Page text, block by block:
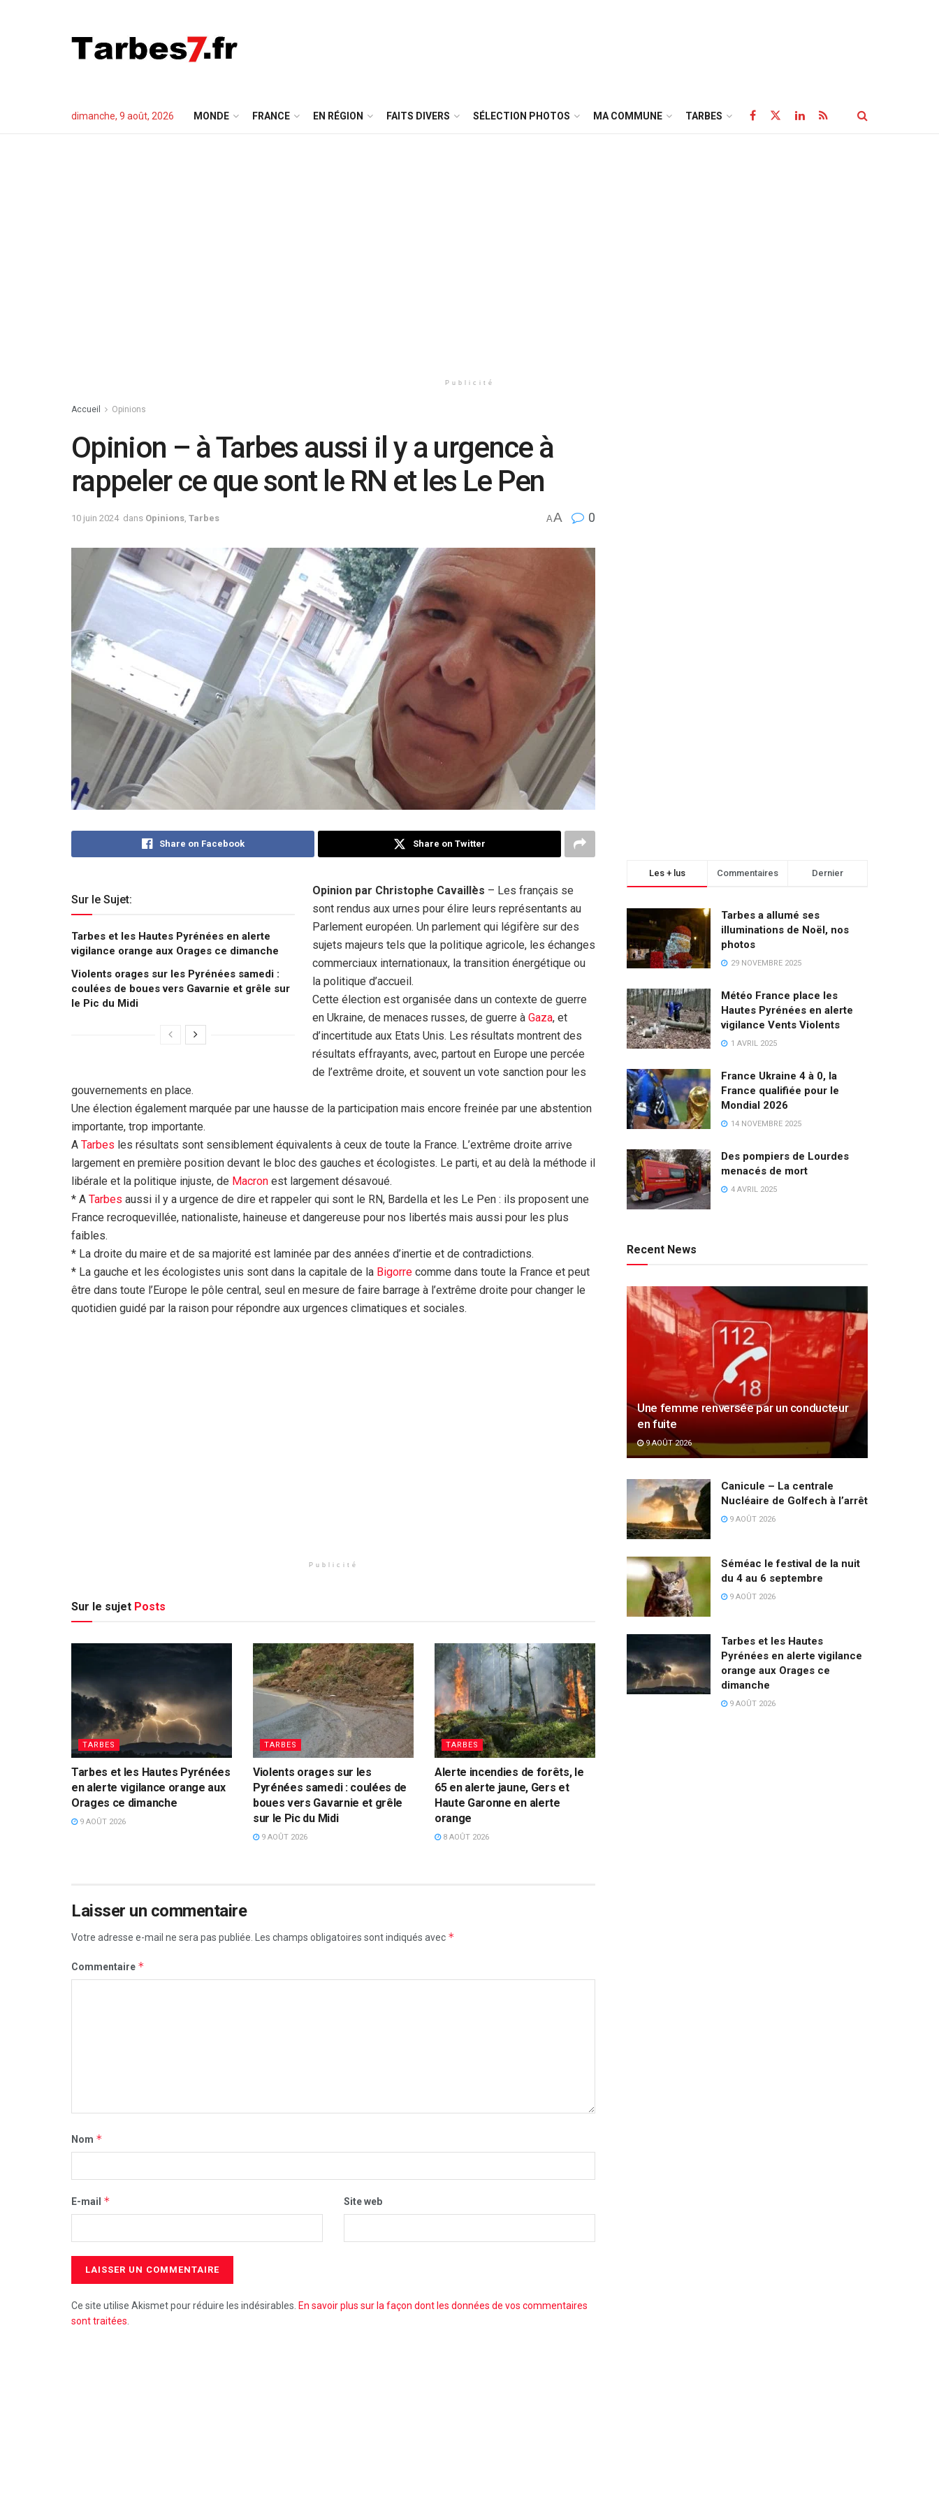
dimanche, 9 août, 2026 MONDE FRANCE EN RÉGION FAITS DIVERS SÉLECTION PHOTOS MA COMMUNE TARBES
Publicité
Accueil Opinions
Opinion – à Tarbes aussi il y a urgence à
rappeler ce que sont le RN et les Le Pen
10 juin 2024 dans Opinions Tarbes AA 0
Share on Facebook Share on Twitter
Sur le Sujet:
Tarbes et les Hautes Pyrénées en alerte
vigilance orange aux Orages ce dimanche
Violents orages sur les Pyrénées samedi :
coulées de boues vers Gavarnie et grêle sur
le Pic du Midi
Opinion par Christophe Cavaillès – Les français se
sont rendus aux urnes pour élire leurs représentants au
Parlement européen. Un parlement qui légifère sur des
sujets majeurs tels que la politique agricole, les échanges
commerciaux internationaux, la transition énergétique ou
la politique d’accueil.
Cette élection est organisée dans un contexte de guerre
en Ukraine, de menaces russes, de guerre à Gaza, et
d’incertitude aux Etats Unis. Les résultats montrent des
résultats effrayants, avec, partout en Europe une percée
de l’extrême droite, et souvent un vote sanction pour les
gouvernements en place.
Une élection également marquée par une hausse de la participation mais encore freinée par une abstention
importante, trop importante.
A Tarbes les résultats sont sensiblement équivalents à ceux de toute la France. L’extrême droite arrive
largement en première position devant le bloc des gauches et écologistes. Le parti, et au delà la méthode il
libérale et la politique injuste, de Macron est largement désavoué.
* A Tarbes aussi il y a urgence de dire et rappeler qui sont le RN, Bardella et les Le Pen : ils proposent une
France recroquevillée, nationaliste, haineuse et dangereuse pour nos libertés mais aussi pour les plus
faibles.
* La droite du maire et de sa majorité est laminée par des années d’inertie et de contradictions.
* La gauche et les écologistes unis sont dans la capitale de la Bigorre comme dans toute la France et peut
être dans toute l’Europe le pôle central, seul en mesure de faire barrage à l’extrême droite pour changer le
quotidien guidé par la raison pour répondre aux urgences climatiques et sociales.
Publicité
Sur le sujet Posts
TARBES
Tarbes et les Hautes Pyrénées
en alerte vigilance orange aux
Orages ce dimanche
9 AOÛT 2026
TARBES
Violents orages sur les
Pyrénées samedi : coulées de
boues vers Gavarnie et grêle
sur le Pic du Midi
9 AOÛT 2026
TARBES
Alerte incendies de forêts, le
65 en alerte jaune, Gers et
Haute Garonne en alerte
orange
8 AOÛT 2026
Laisser un commentaire
Votre adresse e-mail ne sera pas publiée. Les champs obligatoires sont indiqués avec *
Commentaire *
Nom *
E-mail * Site web
Ce site utilise Akismet pour réduire les indésirables. En savoir plus sur la façon dont les données de vos commentaires
sont traitées.
Les + lus Commentaires Dernier
Tarbes a allumé ses
illuminations de Noël, nos
photos
29 NOVEMBRE 2025
Météo France place les
Hautes Pyrénées en alerte
vigilance Vents Violents
1 AVRIL 2025
France Ukraine 4 à 0, la
France qualifiée pour le
Mondial 2026
14 NOVEMBRE 2025
Des pompiers de Lourdes
menacés de mort
4 AVRIL 2025
Recent News
Une femme renversée par un conducteur
en fuite
9 AOÛT 2026
Canicule – La centrale
Nucléaire de Golfech à l’arrêt
9 AOÛT 2026
Séméac le festival de la nuit
du 4 au 6 septembre
9 AOÛT 2026
Tarbes et les Hautes
Pyrénées en alerte vigilance
orange aux Orages ce
dimanche
9 AOÛT 2026